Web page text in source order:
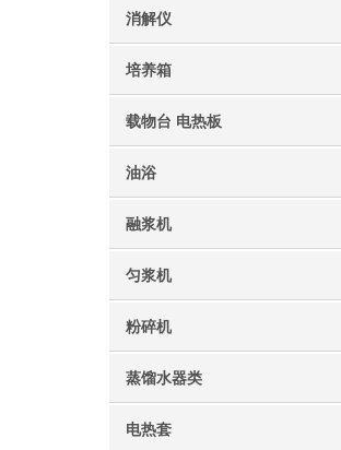
消解仪
培养箱
载物台 电热板
油浴
融浆机
匀浆机
粉碎机
蒸馏水器类
电热套